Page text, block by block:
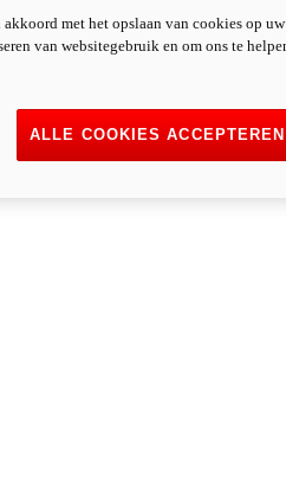
met het opslaan van cookies op uw
van websitegebruik en om ons te
ALLE COOKIES ACCEPTEREN